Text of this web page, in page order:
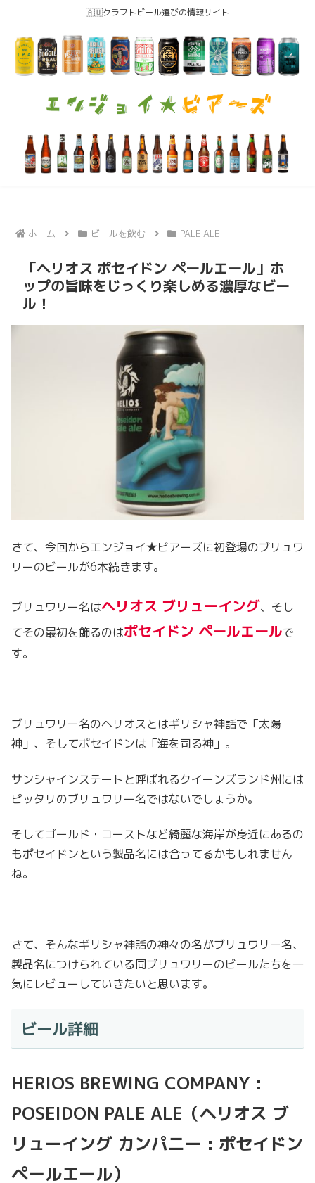
🇦🇺クラフトビール選びの情報サイト
ホーム ビールを飲む PALE ALE
「ヘリオス ポセイドン ペールエール」ホ
ップの旨味をじっくり楽しめる濃厚なビー
ル！
さて、今回からエンジョイ★ビアーズに初登場のブリュワ
リーのビールが6本続きます。
ブリュワリー名はヘリオス ブリューイング、そし
てその最初を飾るのはポセイドン ペールエールで
す。
ブリュワリー名のヘリオスとはギリシャ神話で「太陽
神」、そしてポセイドンは「海を司る神」。
サンシャインステートと呼ばれるクイーンズランド州には
ピッタリのブリュワリー名ではないでしょうか。
そしてゴールド・コーストなど綺麗な海岸が身近にあるの
もポセイドンという製品名には合ってるかもしれません
ね。
さて、そんなギリシャ神話の神々の名がブリュワリー名、
製品名につけられている同ブリュワリーのビールたちを一
気にレビューしていきたいと思います。
ビール詳細
HERIOS BREWING COMPANY :
POSEIDON PALE ALE（ヘリオス ブ
リューイング カンパニー : ポセイドン
ペールエール）